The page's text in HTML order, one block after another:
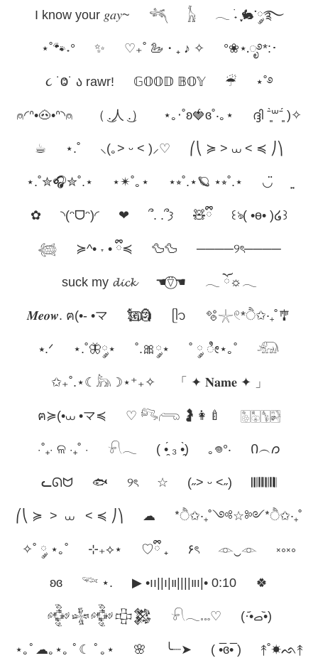
I know your 𝑔𝑎𝑦~ 𓆈 𓃱 𓂃 ࣪˖ ִֶָ🐇་༘࿐
⋆˚🐾˖° ✨ ♡₊˚ 🦢・₊ ♪ ✧ °❀⋆.ೃ࿔*:･
૮ ˙Ⱉ˙ ა rawr! 𝔾𝕆𝕆𝔻 𝔹𝕆𝕐 ☔︎︎ ⋆˚࿔
⍝◜ᐢ•🐽•ᐢ◝⍝ （ ͜.人 ͜.） ⋆｡‧˚ʚ🍓ɞ˚‧｡⋆ ദ്ദി ˉ͈̀꒳ˉ͈́ )✧
☕︎ ⋆.˚ ⸜(｡˃ ᵕ ˂ )⸝♡ ⎛⎝ ≽ > ⩊ < ≼ ⎠⎞
⋆.˚✮🎧✮˚.⋆ ⋆✴︎˚｡⋆ ⋆⭒˚.⋆🪐 ⋆⭒˚.⋆ ◡̈
✿ ◝(ᵔᗜᵔ)◜ ❤︎ ՞. .՞𐦯 🧸ྀི ꒰ঌ( •ө• )໒꒱
𓆉 ≽^• ˕ • ྀི≼ 🦆🦆 ────୨ৎ────
suck my 𝓭𝓲𝓬𝓴 ☚⍢⃝☚ 𓂃 ོ☼𓂃
𝑴𝒆𝒐𝒘. ฅ(•- •マ 🗽⃢⃢🗿 ᥫ᭡ 🫧𓇼𓏲*ੈ✩‧₊˚🎐
⭑.ᐟ ⋆.˚🦋༘⋆ ˚.🎀༘⋆ ˚ ༘ ೀ⋆｡˚ 𓃰
✩₊˚.⋆☾𓃦☽⋆⁺₊✧ 「 ✦ 𝐍𝐚𝐦𝐞 ✦ 」
ฅ≽(•⩊ •マ≼ ♡ 𓀐𓂺 🤰👩‍🍼 🀢🀣🀦🀤
⋅˚₊‧ ଳ ‧₊˚ ⋅ 𓍯𓂃 ( •̯́ ₃ •̯̀) ｡𖦹°‧ Ი︵𐑼
ᓚᘏᗢ 🐟 ୨ৎ ☆ (˶˃ ᵕ ˂˶) 𝄃𝄃𝄂𝄂𝄀𝄁𝄃𝄂𝄂𝄃
⎛⎝ ≽ > ⩊ < ≼ ⎠⎞ ☁︎ *ੈ✩‧₊˚༺☆༻*ੈ✩‧₊˚
✧˚ ༘ ⋆｡˚ ⊹₊⟡⋆ ㅤ♡ྀི ₊ ۶ৎ 𓁹‿𓁹 ༝༚༝༚
ʚɞ 𓆝 ⋆. ▶︎ •၊၊||၊|။||||။‌‌‌‌‌၊|• 0:10 🍀
𒅒𒈔𒅒𒇫𒄆 𓍯𓂃𓏧♡ (·•᷄‎ࡇ•᷅)
⋆｡ﾟ☁︎｡⋆｡ ﾟ☾ ﾟ｡⋆ 🌸 ╰┈➤ ( •̅ɞ•̅ ) ↟˚☀︎ᨒ↟